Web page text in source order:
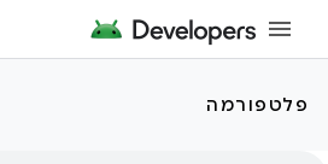
פלטפורמה